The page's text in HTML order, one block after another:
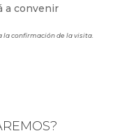
a convenir
la confirmación de la visita.